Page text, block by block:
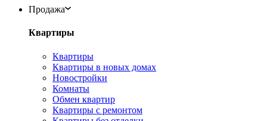
Продажа
Квартиры
Квартиры
Квартиры в новых домах
Новостройки
Комнаты
Обмен квартир
Квартиры с ремонтом